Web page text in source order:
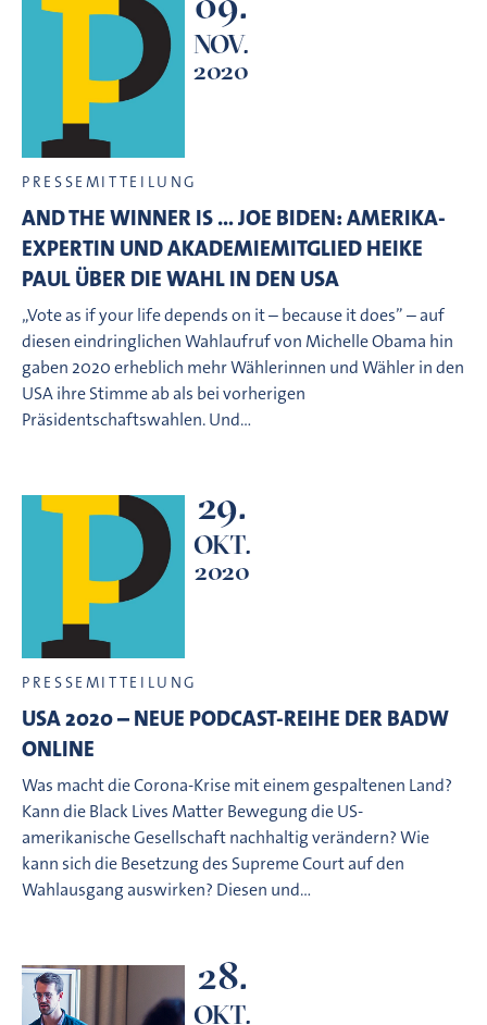
NOV.
2020
PRESSEMITTEILUNG
AND THE WINNER IS … JOE BIDEN: AMERIKA-
EXPERTIN UND AKADEMIEMITGLIED HEIKE
PAUL ÜBER DIE WAHL IN DEN USA
„Vote as if your life depends on it – because it does” – auf
diesen eindringlichen Wahlaufruf von Michelle Obama hin
gaben 2020 erheblich mehr Wählerinnen und Wähler in den
USA ihre Stimme ab als bei vorherigen
Präsidentschaftswahlen. Und…
29.
OKT.
2020
PRESSEMITTEILUNG
USA 2020 – NEUE PODCAST-REIHE DER BADW
ONLINE
Was macht die Corona-Krise mit einem gespaltenen Land?
Kann die Black Lives Matter Bewegung die US-
amerikanische Gesellschaft nachhaltig verändern? Wie
kann sich die Besetzung des Supreme Court auf den
Wahlausgang auswirken? Diesen und…
28.
OKT.